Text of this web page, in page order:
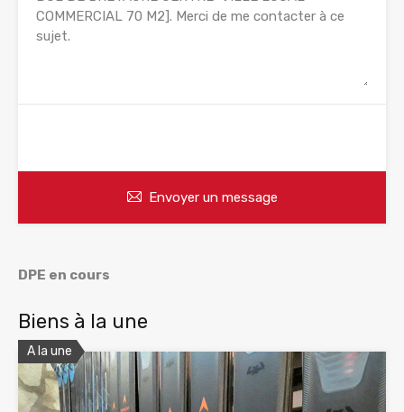
Envoyer un message
DPE en cours
Biens à la une
A la une